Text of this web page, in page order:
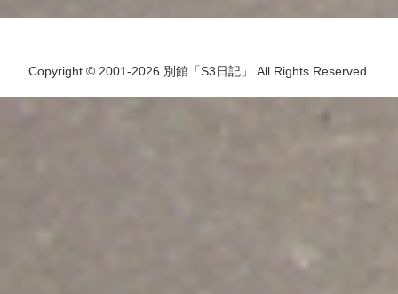
Copyright © 2001-2026 別館「S3日記」 All Rights Reserved.